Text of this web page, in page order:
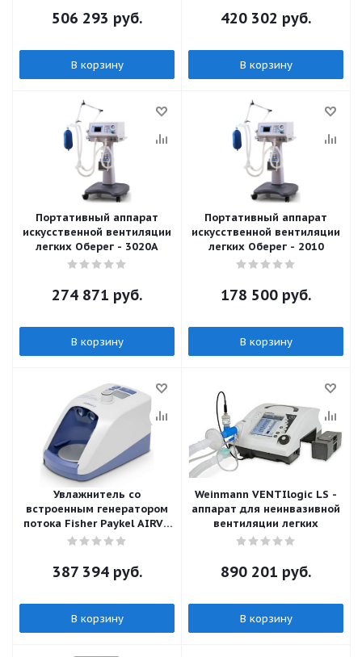
506 293 руб.
В корзину
420 302 руб.
В корзину
Портативный аппарат
искусственной вентиляции
легких Оберег - 3020А
274 871 руб.
В корзину
Портативный аппарат
искусственной вентиляции
легких Оберег - 2010
178 500 руб.
В корзину
Увлажнитель со
встроенным генератором
потока Fisher Paykel AIRVO
2
387 394руб.
В корзину
Weinmann VENTIlogic LS -
аппарат для неинвазивной
вентиляции легких
890 201 руб.
В корзину